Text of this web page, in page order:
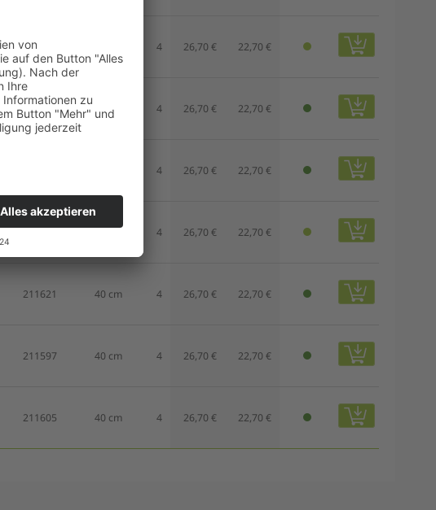
208474 4 26,70 € 22,70 €
211555 40 cm 4 26,70 € 22,70 €
4 26,70 € 22,70 €
211525 40 cm 4 26,70 € 22,70 €
211621 40 cm 4 26,70 € 22,70 €
211597 40 cm 4 26,70 € 22,70 €
211605 40 cm 4 26,70 € 22,70 €